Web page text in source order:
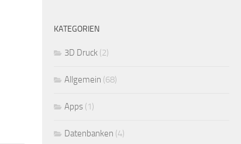
KATEGORIEN
3D Druck (2)
Allgemein (68)
Apps (1)
Datenbanken (4)